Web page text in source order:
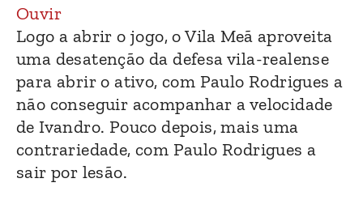
Ouvir
Logo a abrir o jogo, o Vila Meã aproveita
uma desatenção da defesa vila-realense
para abrir o ativo, com Paulo Rodrigues a
não conseguir acompanhar a velocidade
de Ivandro. Pouco depois, mais uma
contrariedade, com Paulo Rodrigues a
sair por lesão.